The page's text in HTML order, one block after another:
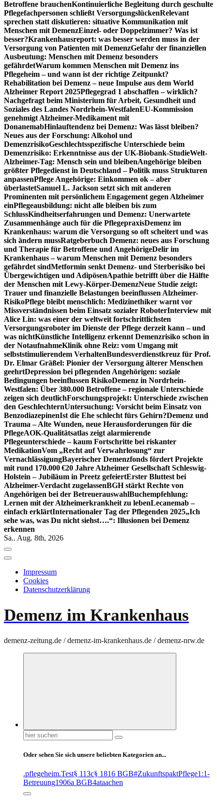
Betroffene brauchenKontinuierliche Begleitung durch geschulte
Pflegefachpersonen schließt VersorgungslückenRelevant
sprechen statt diskutieren: situative Kommunikation mit
Menschen mit DemenzEinzel- oder Doppelzimmer? Was ist
besser?Krankenhausreport: was besser werden muss in der
Versorgung von Patienten mit DemenzGefahr der finanziellen
Ausbeutung: Menschen mit Demenz besonders
gefährdetWarum kommen Menschen mit Demenz ins
Pflegeheim – und wann ist der richtige Zeitpunkt?
Rehabilitation bei Demenz – neue Impulse aus dem World
Alzheimer Report 2025Pflegegrad 1 abschaffen – wirklich?
Nachgefragt beim Ministerium für Arbeit, Gesundheit und
Soziales des Landes Nordrhein-WestfalenEU-Kommission
genehmigt Alzheimer-Medikament mit
DonanemabHinlauftendenz bei Demenz: Was lässt bleiben?
Neues aus der Forschung: Alkohol und
DemenzrisikoGeschlechtsspezifische Unterschiede beim
Demenzrisiko: Erkenntnisse aus der UK-Biobank-StudieWelt-
Alzheimer-Tag: Mensch sein und bleibenAngehörige bleiben
größter Pflegedienst in Deutschland – Politik muss Strukturen
anpassenPflege Angehörige: Einkommen ok – aber
überlastetSamuel L. Jackson setzt sich mit anderen
Prominenten mit persönlichem Engagement gegen Alzheimer
einPflegeausbildung: nicht alle bleiben bis zum
SchlussKindheitserfahrungen und Demenz: Unerwartete
Zusammenhänge auch für die PflegepraxisDemenz im
Krankenhaus: warum die Versorgung so oft scheitert und was
sich ändern mussRatgeberbuch Demenz: neues aus Forschung
und Therapie für Betroffene und AngehörigeDelir im
Krankenhaus – warum Menschen mit Demenz besonders
gefährdet sindMetformin senkt Demenz- und Sterberisiko bei
Übergewichtigen und AdipösenApathie betrifft über die Hälfte
der Menschen mit Lewy-Körper-DemenzNeue Studie zeigt:
Trauer und finanzielle Belastungen beeinflussen Alzheimer-
RisikoPflege bleibt menschlich: Medizinethiker warnt vor
Missverständnissen beim Einsatz sozialer RoboterInterview mit
Alice Lin: was einer der weltweit fortschrittlichsten
Versorgungsroboter im Dienste der Pflege derzeit kann – und
was nichtKünstliche Intelligenz erkennt Demenzrisiko schon in
der NotaufnahmeKlinik ohne Reiz: vom Umgang mit
selbststimulierendem VerhaltenBundesverdienstkreuz für Prof.
Dr. Elmar Gräßel: Pionier der Versorgung älterer Menschen
geehrtDepression bei pflegenden Angehörigen: soziale
Bedingungen beeinflussen RisikoDemenz in Nordrhein-
Westfalen: Über 380.000 Betroffene – regionale Unterschiede
zeigen sich deutlichForschungsprojekt: Unterschiede zwischen
den GeschlechternUntersuchung: Vorsicht beim Einsatz von
BenzodiazepinenIst die Ehe schlecht fürs Gehirn?Demenz und
Trauma – Alte Wunden, neue Herausforderungen für die
PflegeAOK-Qualitätsatlas zeigt alarmierende
Pflegeunterschiede – kaum Fortschritte bei riskanter
MedikationVom „Recht auf Verwahrlosung“ zur
VernachlässigungBayerischer Demenzfonds fördert Projekte
mit rund 170.000 €20 Jahre Alzheimer Gesellschaft Schleswig-
Holstein – Jubiläum in Preetz gefeiertErster Bluttest bei
Alzheimer-Verdacht zugelassenBGH stärkt Rechte von
Angehörigen bei der BetreuerauswahlBuchempfehlung:
Lernen mit der Alzheimerkrankheit zu lebenLecanemab –
einfach erklärtInternationaler Tag der Pflegenden 2025„Ich
sehe was, was Du nicht siehst….“: Illusionen bei Demenz
erkennen
Sa.. Aug. 8th, 2026
Impressum
Cookies
Datenschutzerklärung
Demenz im Krankenhaus
demenz-zeitung.de / demenz-im-krankenhaus.de / demenz-nrw.de
Suchen
nach:
Oder sehen Sie sich unsere beliebten Kategorien an...
.pflegeheim.Test§ 113c§ 1816 BGB#ZukunftspaktPflege1:1-
Betreuung1906a BGB4ataachen